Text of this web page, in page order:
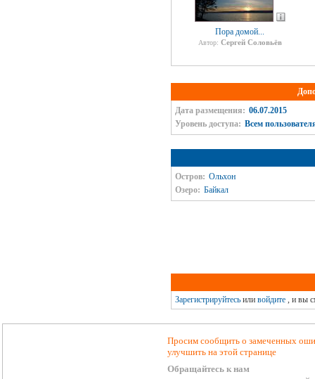
Пора домой...
Автор: Сергей Соловьёв
Дата размещения: 06.07.2015
Уровень доступа: Всем
Остров: Ольхон
Озеро: Байкал
Зарегистрируйтесьили войдите, и вы
Просим сообщить о замеченных
улучшить на этой странице
Обращайтесь к нам